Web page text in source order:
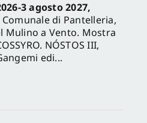
3 agosto 2027,
di Pantelleria,
Mulino a Vento. Mostra
NÓSTOS III,
edi...